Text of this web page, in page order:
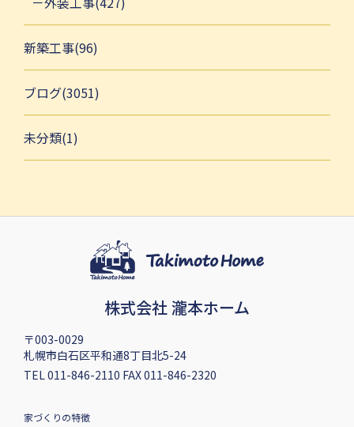
新築工事(96)
ブログ(3051)
未分類(1)
株式会社 瀧本ホーム
〒003-0029
札幌市白石区平和通8丁目北5-24
TEL 011-846-2110 FAX 011-846-2320
家づくりの特徴